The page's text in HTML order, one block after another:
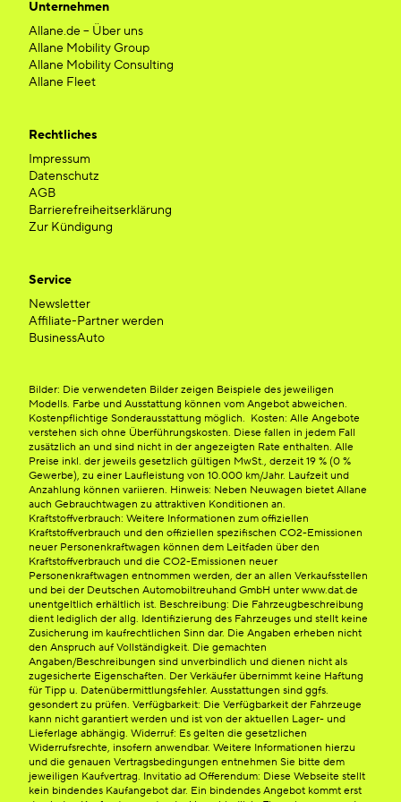
Unternehmen
Allane.de – Über uns
Allane Mobility Group
Allane Mobility Consulting
Allane Fleet
Rechtliches
Impressum
Datenschutz
AGB
Barrierefreiheitserklärung
Zur Kündigung
Service
Newsletter
Affiliate-Partner werden
BusinessAuto
Bilder: Die verwendeten Bilder zeigen Beispiele des jeweiligen
Modells. Farbe und Ausstattung können vom Angebot abweichen.
Kostenpflichtige Sonderausstattung möglich. Kosten: Alle Angebote
verstehen sich ohne Überführungskosten. Diese fallen in jedem Fall
zusätzlich an und sind nicht in der angezeigten Rate enthalten. Alle
Preise inkl. der jeweils gesetzlich gültigen MwSt., derzeit 19 % (0 %
Gewerbe), zu einer Laufleistung von 10.000 km/Jahr. Laufzeit und
Anzahlung können variieren. Hinweis: Neben Neuwagen bietet Allane
auch Gebrauchtwagen zu attraktiven Konditionen an.
Kraftstoffverbrauch: Weitere Informationen zum offiziellen
Kraftstoffverbrauch und den offiziellen spezifischen CO2-Emissionen
neuer Personenkraftwagen können dem Leitfaden über den
Kraftstoffverbrauch und die CO2-Emissionen neuer
Personenkraftwagen entnommen werden, der an allen Verkaufsstellen
und bei der Deutschen Automobiltreuhand GmbH unter www.dat.de
unentgeltlich erhältlich ist. Beschreibung: Die Fahrzeugbeschreibung
dient lediglich der allg. Identifizierung des Fahrzeuges und stellt keine
Zusicherung im kaufrechtlichen Sinn dar. Die Angaben erheben nicht
den Anspruch auf Vollständigkeit. Die gemachten
Angaben/Beschreibungen sind unverbindlich und dienen nicht als
zugesicherte Eigenschaften. Der Verkäufer übernimmt keine Haftung
für Tipp u. Datenübermittlungsfehler. Ausstattungen sind ggfs.
gesondert zu prüfen. Verfügbarkeit: Die Verfügbarkeit der Fahrzeuge
kann nicht garantiert werden und ist von der aktuellen Lager- und
Lieferlage abhängig. Widerruf: Es gelten die gesetzlichen
Widerrufsrechte, insofern anwendbar. Weitere Informationen hierzu
und die genauen Vertragsbedingungen entnehmen Sie bitte dem
jeweiligen Kaufvertrag. Invitatio ad Offerendum: Diese Webseite stellt
kein bindendes Kaufangebot dar. Ein bindendes Angebot kommt erst